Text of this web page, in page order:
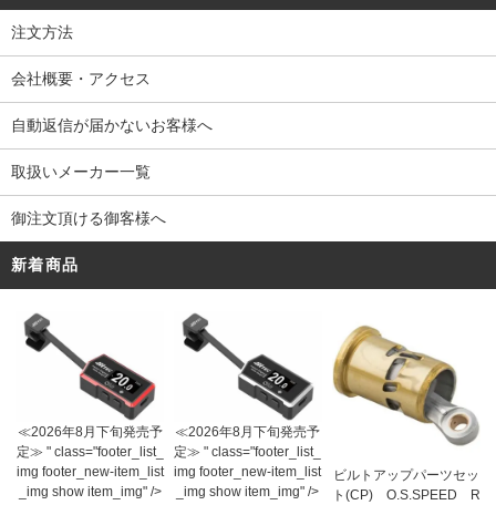
注文方法
会社概要・アクセス
自動返信が届かないお客様へ
取扱いメーカー一覧
御注文頂ける御客様へ
新着商品
≪2026年8月下旬発売予
定≫ " class="footer_list_
img footer_new-item_list
_img show item_img" />
≪2026年8月下旬発売予
定≫ " class="footer_list_
img footer_new-item_list
_img show item_img" />
ビルトアップパーツセッ
ト(CP) O.S.SPEED R